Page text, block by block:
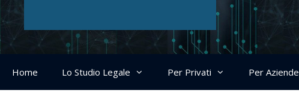
Home Lo Studio Legale Per Privati Per Aziende